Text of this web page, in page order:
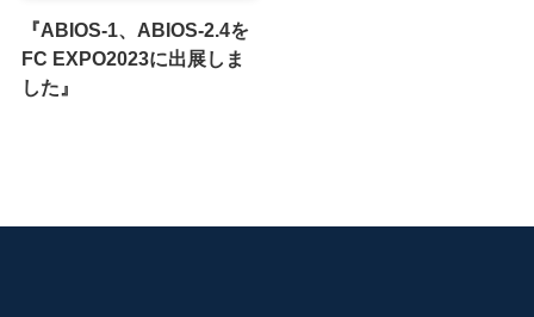
『ABIOS-1、ABIOS-2.4を
FC EXPO2023に出展しま
した』